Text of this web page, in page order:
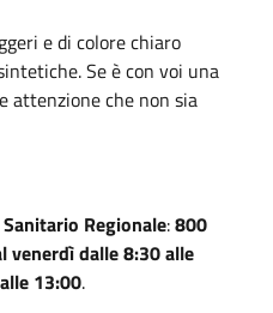
e di colore chiaro
Se è con voi una
attenzione che non sia
Regionale:800
venerdì dalle 8:30 alle
13:00.